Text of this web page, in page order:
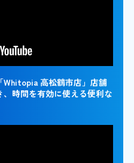
Whitopia 高松鶴市店」店舗
時間を有効に使える便利な